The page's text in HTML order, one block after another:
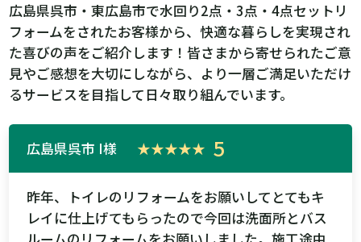
広島県呉市・東広島市で水回り2点・3点・4点セットリ
フォームをされたお客様から、快適な暮らしを実現され
た喜びの声をご紹介します！皆さまから寄せられたご意
見やご感想を大切にしながら、より一層ご満足いただけ
るサービスを目指して日々取り組んでいます。
広島県呉市 I様 ★★★★★ 5
昨年、トイレのリフォームをお願いしてとてもキ
レイに仕上げてもらったので今回は洗面所とバス